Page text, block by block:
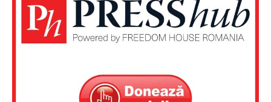
FREEDOM HOUSE ROMÂNIA